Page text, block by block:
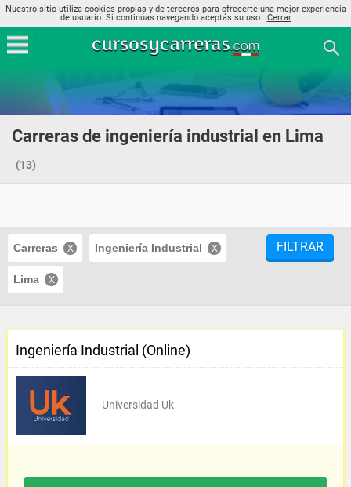
Nuestro sitio utiliza cookies propias y de terceros para ofrecerte una mejor experiencia
de usuario. Si continúas navegando aceptás su uso.. Cerrar
Carreras de ingeniería industrial en Lima
(13)
Carreras Ingeniería Industrial
Lima
FILTRAR
Ingeniería Industrial (Online)
Universidad Uk